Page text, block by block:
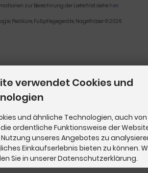
zur Berechnung der Lieferfrist siehe hier.
Pediküre, Fußpflegegeräte, Nagelfräser © 2026
verwendet Cookies und
und ähnliche Technologien, auch von
ordentliche Funktionsweise der
unseres Angebotes zu
Einkaufserlebnis bieten zu können.
Sie in unserer Datenschutzerklärung.